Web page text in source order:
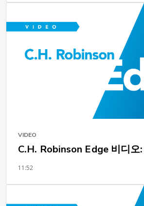
VIDEO
C.H. Robinson Edge 비디
11:52